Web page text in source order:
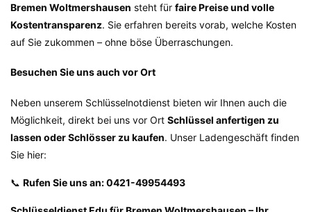
Bremen Woltmershausen steht für faire Preise und volle
Kostentransparenz. Sie erfahren bereits vorab, welche Kosten
auf Sie zukommen – ohne böse Überraschungen.
Besuchen Sie uns auch vor Ort
Neben unserem Schlüsselnotdienst bieten wir Ihnen auch die
Möglichkeit, direkt bei uns vor Ort Schlüssel anfertigen zu
lassen oder Schlösser zu kaufen. Unser Ladengeschäft finden
Sie hier:
📞 Rufen Sie uns an: 0421-49954493